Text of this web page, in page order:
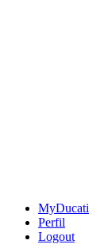
MyDucati
Perfil
Logout